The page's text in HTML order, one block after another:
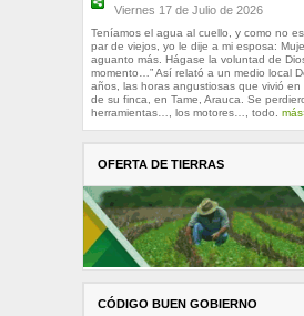
Viernes 17 de Julio de 2026
Teníamos el agua al cuello, y como no
par de viejos, yo le dije a mi esposa:
aguanto más. Hágase la voluntad de
momento…” Así relató a un medio local
años, las horas angustiosas que vivió
de su finca, en Tame, Arauca. Se
herramientas…, los motores…, todo.
OFERTA DE TIERRAS
CÓDIGO BUEN GOBIERNO